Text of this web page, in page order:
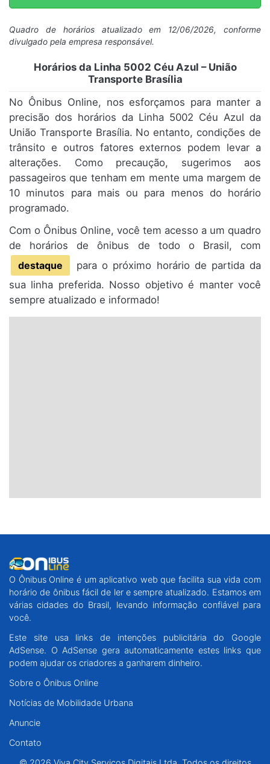
Quadro de horários atualizado em 12/06/2026, conforme
divulgado pela empresa responsável.
Horários da Linha 5002 Céu Azul – União
Transporte Brasília
No Ônibus Online, nos esforçamos para manter a
precisão dos horários da Linha 5002 Céu Azul da
União Transporte Brasília. No entanto, condições de
trânsito e outros fatores externos podem levar a
alterações. Como precaução, sugerimos aos
passageiros que tenham em mente uma margem de
10 minutos para mais ou para menos do horário
programado.
Com o Ônibus Online, você tem acesso a um quadro
de horários de ônibus de todo o Brasil, com
destaque
para o próximo horário de partida da
sua linha preferida. Nosso objetivo é manter você
sempre atualizado e informado!
O Ônibus Online é um aplicativo web que facilita sua vida com
horário de ônibus fácil de ler e sempre atualizado. Estamos em
várias cidades do Brasil, levando informação confiável para
você.
Este site usa links de intenções publicitária do Google
AdSense. O AdSense gera automaticamente estes links que
podem ajudar os criadores a ganharem dinheiro.
Sobre o Ônibus Online
Notícias de Mobilidade Urbana
Anuncie
Contato